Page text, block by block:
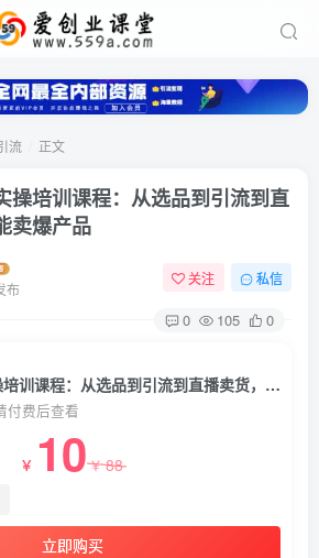
流 正文
操培训课程：从选品到引流到直
卖爆产品
布
关注 私信
0 105 0
抖音直播操盘手实操培训课程：从选品到引流到直播卖货，新手也能卖爆产品
付费后查看
￥ 10￥88
立即购买